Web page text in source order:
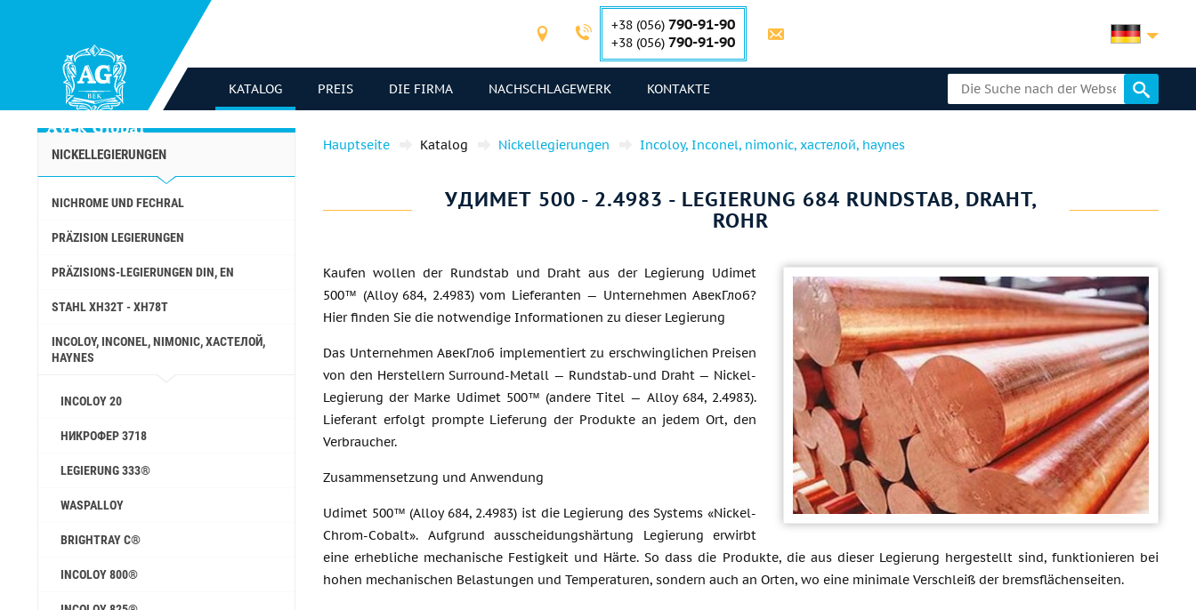
+38 (056) 790-91-90
+38 (056) 790-91-90
KATALOG PREIS DIE FIRMA NACHSCHLAGEWERK KONTAKTE
NICKELLEGIERUNGEN
NICHROME UND FECHRAL
PRÄZISION LEGIERUNGEN
PRÄZISIONS-LEGIERUNGEN DIN, EN
STAHL ХН32Т - ХН78Т
INCOLOY, INCONEL, NIMONIC, ХАСТЕЛОЙ,
HAYNES
INCOLOY 20
НИКРОФЕР 3718
LEGIERUNG 333®
WASPALLOY
BRIGHTRAY C®
INCOLOY 800®
Hauptseite Katalog Nickellegierungen Incoloy, Inconel, nimonic, хастелой, haynes
УДИМЕТ 500 - 2.4983 - LEGIERUNG 684 RUNDSTAB, DRAHT,
ROHR
Kaufen wollen der Rundstab und Draht aus der Legierung Udimet
500™ (Alloy 684, 2.4983) vom Lieferanten — Unternehmen АвекГлоб?
Hier finden Sie die notwendige Informationen zu dieser Legierung
Das Unternehmen АвекГлоб implementiert zu erschwinglichen Preisen
von den Herstellern Surround-Metall — Rundstab-und Draht — Nickel-
Legierung der Marke Udimet 500™ (andere Titel — Alloy 684, 2.4983).
Lieferant erfolgt prompte Lieferung der Produkte an jedem Ort, den
Verbraucher.
Zusammensetzung und Anwendung
Udimet 500™ (Alloy 684, 2.4983) ist die Legierung des Systems «Nickel-
Chrom-Cobalt». Aufgrund ausscheidungshärtung Legierung erwirbt
eine erhebliche mechanische Festigkeit und Härte. So dass die Produkte, die aus dieser Legierung hergestellt sind, funktionieren bei
hohen mechanischen Belastungen und Temperaturen, sondern auch an Orten, wo eine minimale Verschleiß der bremsflächenseiten.